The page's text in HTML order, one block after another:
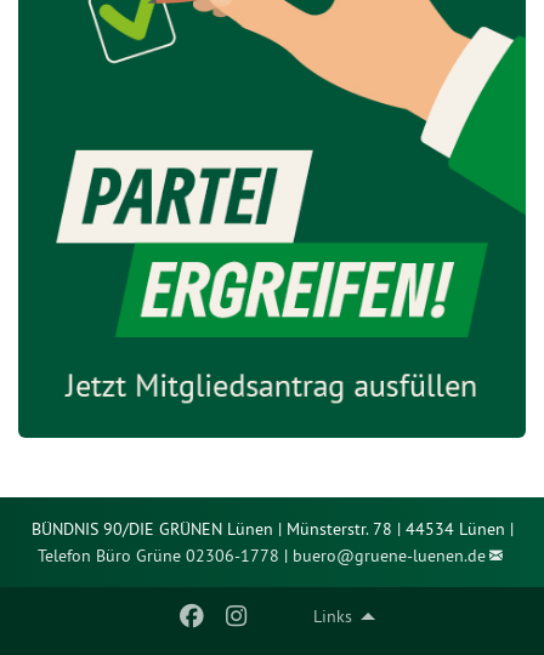
Links
BÜNDNIS 90/DIE GRÜNEN Lünen | Münsterstr. 78 | 44534 Lünen |
Telefon Büro Grüne 02306-1778 | buero@gruene-luenen.de